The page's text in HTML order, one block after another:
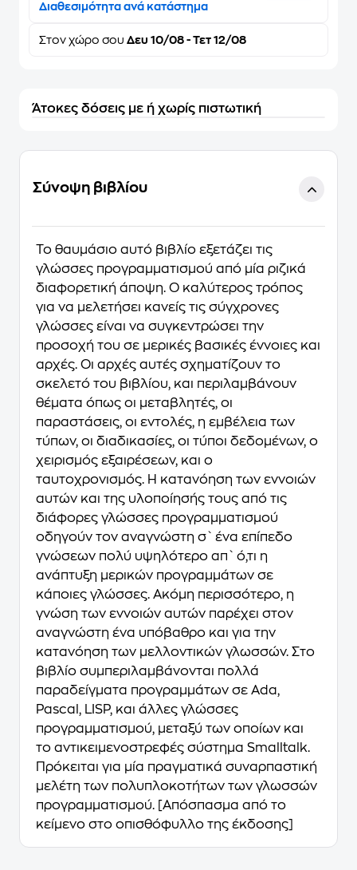
Διαθεσιμότητα ανά κατάστημα
Στον χώρο σου Δευ 10/08 - Τετ 12/08
Άτοκες δόσεις με ή χωρίς πιστωτική
Σύνοψη βιβλίου
Το θαυμάσιο αυτό βιβλίο εξετάζει τις
γλώσσες προγραμματισμού από μία ριζικά
διαφορετική άποψη. Ο καλύτερος τρόπος
για να μελετήσει κανείς τις σύγχρονες
γλώσσες είναι να συγκεντρώσει την
προσοχή του σε μερικές βασικές έννοιες και
αρχές. Οι αρχές αυτές σχηματίζουν το
σκελετό του βιβλίου, και περιλαμβάνουν
θέματα όπως οι μεταβλητές, οι
παραστάσεις, οι εντολές, η εμβέλεια των
τύπων, οι διαδικασίες, οι τύποι δεδομένων, ο
χειρισμός εξαιρέσεων, και ο
ταυτοχρονισμός. Η κατανόηση των εννοιών
αυτών και της υλοποίησής τους από τις
διάφορες γλώσσες προγραμματισμού
οδηγούν τον αναγνώστη σ` ένα επίπεδο
γνώσεων πολύ υψηλότερο απ` ό,τι η
ανάπτυξη μερικών προγραμμάτων σε
κάποιες γλώσσες. Ακόμη περισσότερο, η
γνώση των εννοιών αυτών παρέχει στον
αναγνώστη ένα υπόβαθρο και για την
κατανόηση των μελλοντικών γλωσσών. Στο
βιβλίο συμπεριλαμβάνονται πολλά
παραδείγματα προγραμμάτων σε Ada,
Pascal, LISP, και άλλες γλώσσες
προγραμματισμού, μεταξύ των οποίων και
το αντικειμενοστρεφές σύστημα Smalltalk.
Πρόκειται για μία πραγματικά συναρπαστική
μελέτη των πολυπλοκοτήτων των γλωσσών
προγραμματισμού. [Απόσπασμα από το
κείμενο στο οπισθόφυλλο της έκδοσης]